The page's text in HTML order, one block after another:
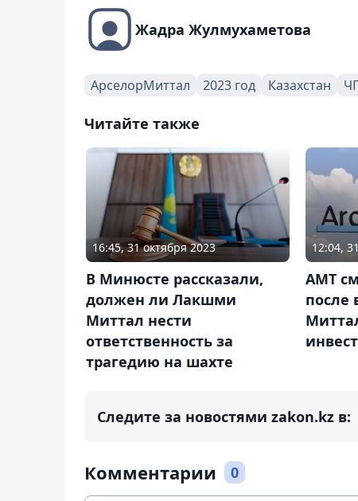
Жадра Жулмухаметова
АрселорМиттал 2023 год Казахстан
Читайте также
16:45, 31 октября 2023
В Минюсте рассказали,
должен ли Лакшми
Миттал нести
ответственность за
трагедию на шахте
12:04,
АМТ
после
Следите за новостями zakon.kz в:
Комментарии 0